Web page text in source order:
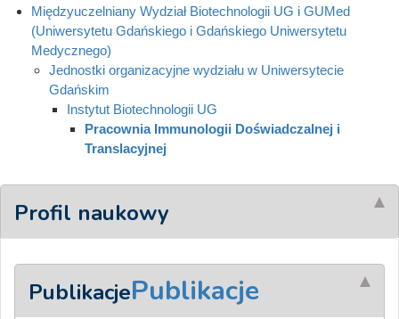
Międzyuczelniany Wydział Biotechnologii UG i GUMed
(Uniwersytetu Gdańskiego i Gdańskiego Uniwersytetu
Medycznego)
Jednostki organizacyjne wydziału w Uniwersytecie
Gdańskim
Instytut Biotechnologii UG
Pracownia Immunologii Doświadczalnej i
Translacyjnej
Profil naukowy
PublikacjePublikacje